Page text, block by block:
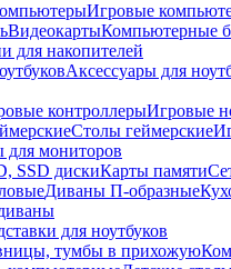
Игровые
ВидеокартыКомпьютерные
для накопителей
Аксессуары для
контроллерыИгровые
Столы геймерские
мониторов
SSD дискиКарты памяти
Диваны П-образные
для ноутбуков
тумбы в прихожую